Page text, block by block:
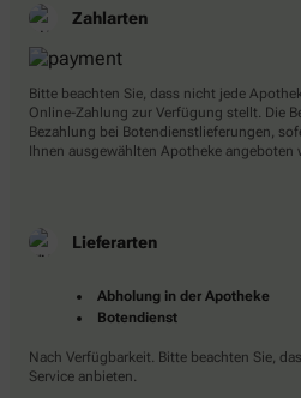
Zahlarten
Bitte beachten Sie, dass nicht jede
Online-Zahlung zur Verfügung stellt. Die
Bezahlung bei Botendienstlieferungen,
Ihnen ausgewählten Apotheke angeboten
Lieferarten
Abholung in der Apotheke
Botendienst
Nach Verfügbarkeit. Bitte beachten Sie,
Service anbieten.